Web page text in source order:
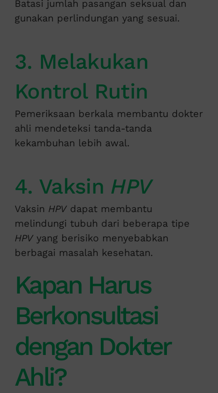
Batasi jumlah pasangan seksual dan
gunakan perlindungan yang sesuai.
3. Melakukan
Kontrol Rutin
Pemeriksaan berkala membantu dokter
ahli mendeteksi tanda-tanda
kekambuhan lebih awal.
4. Vaksin HPV
Vaksin HPVdapat membantu
melindungi tubuh dari beberapa tipe
HPVyang berisiko menyebabkan
berbagai masalah kesehatan.
Kapan Harus
Berkonsultasi
dengan Dokter
Ahli?